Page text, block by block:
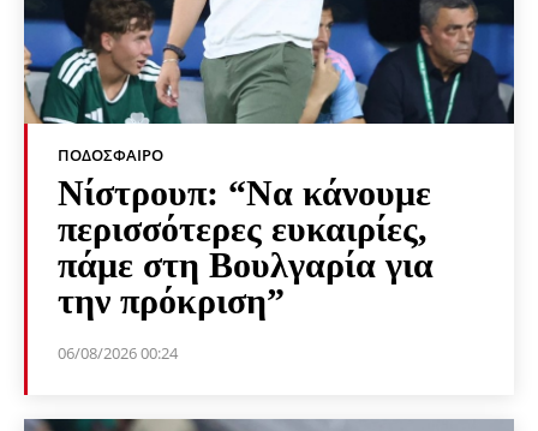
ΠΟΔΌΣΦΑΙΡΟ
Νίστρουπ: “Να κάνουμε
περισσότερες ευκαιρίες,
πάμε στη Βουλγαρία για
την πρόκριση”
06/08/2026 00:24